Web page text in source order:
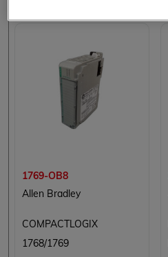
1769-OB8
Allen Bradley
COMPACTLOGIX
1768/1769